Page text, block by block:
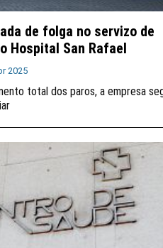
de folga no servizo de
Hospital San Rafael
2025
total dos paros, a empresa